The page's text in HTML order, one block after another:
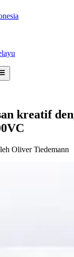
kreatif
Oliver Tiedemann